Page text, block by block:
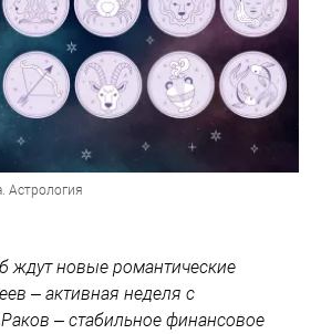
Астрология
ждут новые романтические
– активная неделя с
– стабильное финансовое